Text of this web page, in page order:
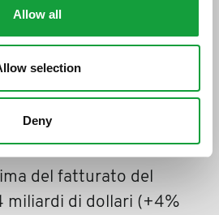
Allow all
selection
Deny
e società di
(come World Economic
IMD).
2016 confermano gli USA
del fatturato del
miliardi di dollari (+4%